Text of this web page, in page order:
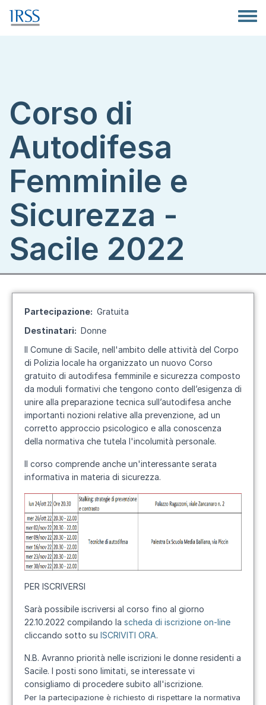
Corso di
Autodifesa
Femminile e
Sicurezza -
Sacile 2022
Partecipazione
Gratuita
Destinatari
Donne
Il Comune di Sacile, nell'ambito delle attività del Corpo
di Polizia locale ha organizzato un nuovo Corso
gratuito di autodifesa femminile e sicurezza composto
da moduli formativi che tengono conto dell’esigenza di
unire alla preparazione tecnica sull’autodifesa anche
importanti nozioni relative alla prevenzione, ad un
corretto approccio psicologico e alla conoscenza
della normativa che tutela l'incolumità personale.
Il corso comprende anche un'interessante serata
informativa in materia di sicurezza.
PER ISCRIVERSI
Sarà possibile iscriversi al corso fino al giorno
22.10.2022 compilando la scheda di iscrizione on-line
cliccando sotto su ISCRIVITI ORA.
N.B. Avranno priorità nelle iscrizioni le donne residenti a
Sacile. I posti sono limitati, se interessate vi
consigliamo di procedere subito all'iscrizione.
Per la partecipazione è richiesto di rispettare la normativa